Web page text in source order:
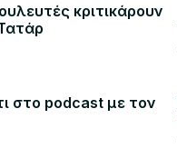
κριτικάρουν
στο podcast με τον